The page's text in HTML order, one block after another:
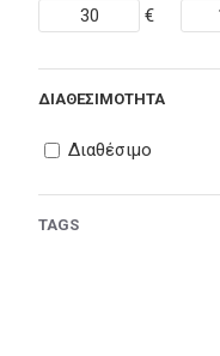
€
TAGS
ΔΙΑΘΕΣΙΜΌΤΗΤΑ
Διαθέσιμο